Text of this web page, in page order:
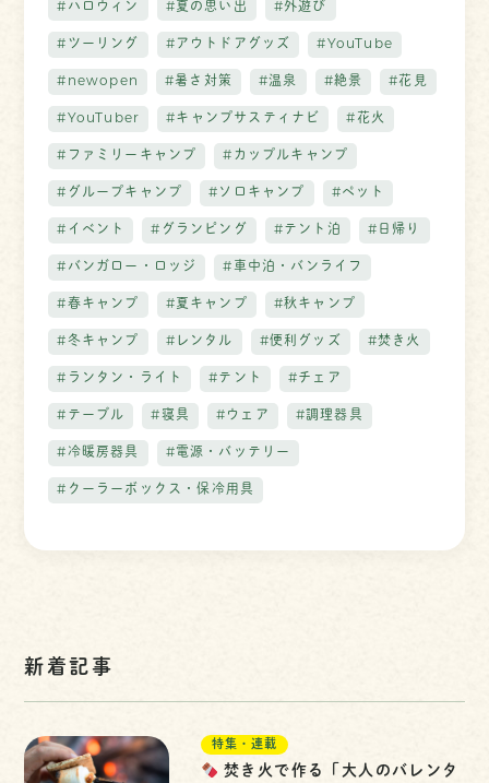
#ハロウィン #夏の思い出 #外遊び
#ツーリング #アウトドアグッズ #YouTube
#newopen #暑さ対策 #温泉 #絶景 #花見
#YouTuber #キャンプサスティナビ #花火
#ファミリーキャンプ #カップルキャンプ
#グループキャンプ #ソロキャンプ #ペット
#イベント #グランピング #テント泊 #日帰り
#バンガロー・ロッジ #車中泊・バンライフ
#春キャンプ #夏キャンプ #秋キャンプ
#冬キャンプ #レンタル #便利グッズ #焚き火
#ランタン・ライト #テント #チェア
#テーブル #寝具 #ウェア #調理器具
#冷暖房器具 #電源・バッテリー
#クーラーボックス・保冷用具
新着記事
特集・連載
焚き火で作る「大人のバレンタ